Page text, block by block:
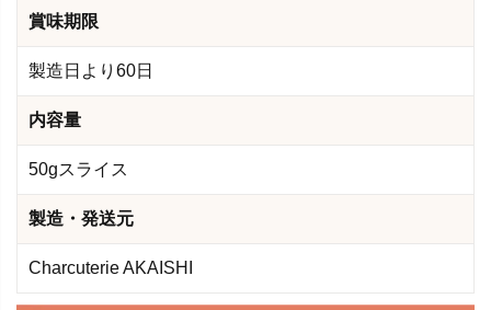
賞味期限
製造日より60日
内容量
50gスライス
製造・発送元
Charcuterie AKAISHI